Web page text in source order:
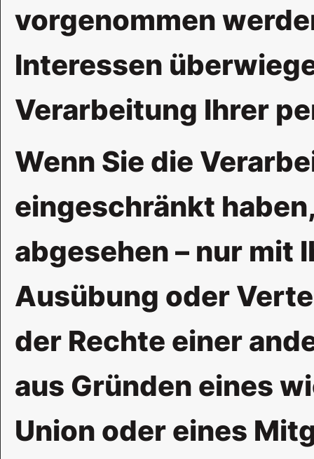
vorgenommen
Interessen
Verarbeitung Ihrer
Wenn Sie die
eingeschränkt
abgesehen – nur mit
Ausübung oder
der Rechte einer
aus Gründen eines
Union oder eines